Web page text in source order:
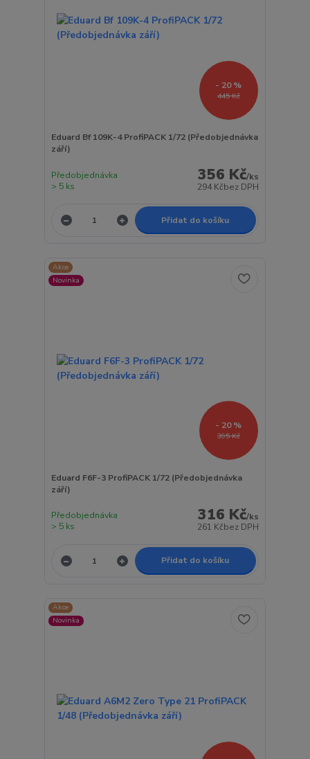
445 Kč
- 20 %
Eduard Bf 109K-4 ProfiPACK 1/72 (Předobjednávka
září)
356 Kč/ks
294 Kčbez DPH
Předobjednávka
> 5 ks
Přidat do košíku
Akce
Novinka
395 Kč
- 20 %
Eduard F6F-3 ProfiPACK 1/72 (Předobjednávka
září)
316 Kč/ks
261 Kčbez DPH
Předobjednávka
> 5 ks
Přidat do košíku
Akce
Novinka